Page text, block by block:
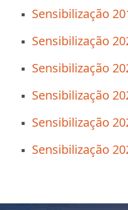
Sensibilização
Sensibilização
Sensibilização
Sensibilização
Sensibilização
Sensibilização